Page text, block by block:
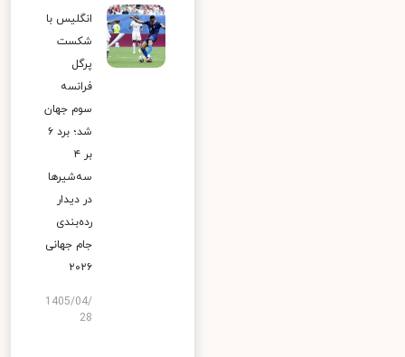
انگلیس با
شکست
پرگل
فرانسه
سوم جهان
شد؛ برد ۶
بر ۴
سه‌شیرها
در دیدار
رده‌بندی
جام جهانی
۲۰۲۶
1405/04/
28